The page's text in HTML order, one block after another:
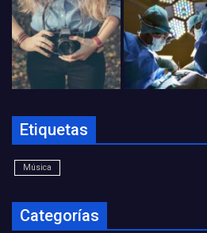
Etiquetas
Música
Categorías